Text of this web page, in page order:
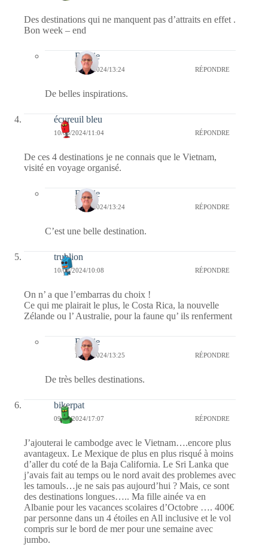
Des destinations qui ne manquent pas d’attraits en effet .
Bon week – end
Bernie
11/08/2024/13:24 RÉPONDRE
De belles inspirations.
écureuil bleu
10/08/2024/11:04 RÉPONDRE
De ces 4 destinations je ne connais que le Vietnam,
visité en voyage organisé.
Bernie
11/08/2024/13:24 RÉPONDRE
C’est une belle destination.
trublion
10/08/2024/10:08 RÉPONDRE
On n’ a que l’embarras du choix !
Ce qui me plairait le plus, le Costa Rica, la nouvelle
Zélande ou l’ Australie, pour la faune qu’ ils renferment
Bernie
11/08/2024/13:25 RÉPONDRE
De très belles destinations.
bikerpat
09/08/2024/17:07 RÉPONDRE
J’ajouterai le cambodge avec le Vietnam….encore plus
avantageux. Le Mexique de plus en plus risqué à moins
d’aller du coté de la Baja California. Le Sri Lanka que
j’avais fait au temps ou le nord avait des problemes avec
les tamouls…je ne sais pas aujourd’hui ? Mais, ce sont
des destinations longues….. Ma fille ainée va en
Albanie pour les vacances scolaires d’Octobre …. 400€
par personne dans un 4 étoiles en All inclusive et le vol
compris sur le bord de mer pour une semaine avec
jumbo.